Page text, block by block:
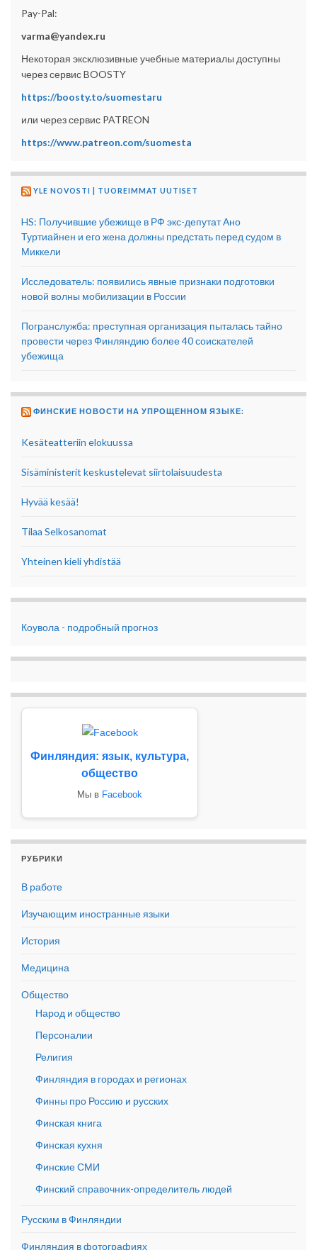
Pay-Pal:
varma@yandex.ru
Некоторая эксклюзивные учебные материалы доступны
через сервис BOOSTY
https://boosty.to/suomestaru
или через сервис PATREON
https://www.patreon.com/suomesta
YLE NOVOSTI | TUOREIMMAT UUTISET
HS: Получившие убежище в РФ экс-депутат Ано
Туртиайнен и его жена должны предстать перед судом в
Миккели
Исследователь: появились явные признаки подготовки
новой волны мобилизации в России
Погранслужба: преступная организация пыталась тайно
провести через Финляндию более 40 соискателей
убежища
ФИНСКИЕ НОВОСТИ НА УПРОЩЕННОМ ЯЗЫКЕ:
Kesäteatteriin elokuussa
Sisäministerit keskustelevat siirtolaisuudesta
Hyvää kesää!
Tilaa Selkosanomat
Yhteinen kieli yhdistää
Коувола - подробный прогноз
Финляндия: язык, культура,
общество
Мы в Facebook
РУБРИКИ
В работе
Изучающим иностранные языки
История
Медицина
Общество
Народ и общество
Персоналии
Религия
Финляндия в городах и регионах
Финны про Россию и русских
Финская книга
Финская кухня
Финские СМИ
Финский справочник-определитель людей
Русским в Финляндии
Финляндия в фотографиях